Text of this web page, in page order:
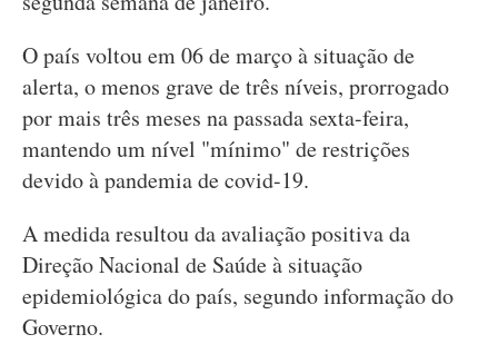
O país voltou em 06 de março à situação de
alerta, o menos grave de três níveis, prorrogado
por mais três meses na passada sexta-feira,
mantendo um nível "mínimo" de restrições
devido à pandemia de covid-19.
A medida resultou da avaliação positiva da
Direção Nacional de Saúde à situação
epidemiológica do país, segundo informação do
Governo.